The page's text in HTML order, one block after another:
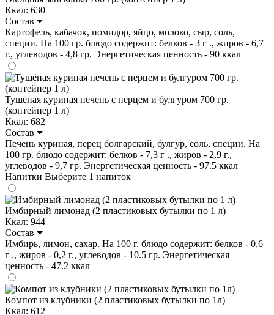
Ккал: 630
Состав
Картофель, кабачок, помидор, яйцо, молоко, сыр, соль,
специи. На 100 гр. блюдо содержит: белков - 3 г ., жиров - 6,7
г., углеводов - 4,8 гр. Энергетическая ценность - 90 ккал
Тушёная куриная печень с перцем и булгуром 700 гр.
(контейнер 1 л)
Ккал: 682
Состав
Печень куриная, перец болгарский, булгур, соль, специи. На
100 гр. блюдо содержит: белков - 7,3 г ., жиров - 2,9 г.,
углеводов - 9,7 гр. Энергетическая ценность - 97.5 ккал
Напитки Выберите 1 напиток
Имбирный лимонад (2 пластиковых бутылки по 1 л)
Ккал: 944
Состав
Имбирь, лимон, сахар. На 100 г. блюдо содержит: белков - 0,6
г ., жиров - 0,2 г., углеводов - 10.5 гр. Энергетическая
ценность - 47.2 ккал
Компот из клубники (2 пластиковых бутылки по 1л)
Ккал: 612